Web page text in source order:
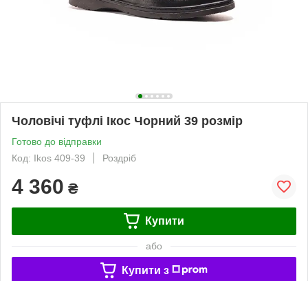
Чоловічі туфлі Ікос Чорний 39 розмір
Готово до відправки
Код: Ikos 409-39
Роздріб
4 360 ₴
Купити
або
Купити з